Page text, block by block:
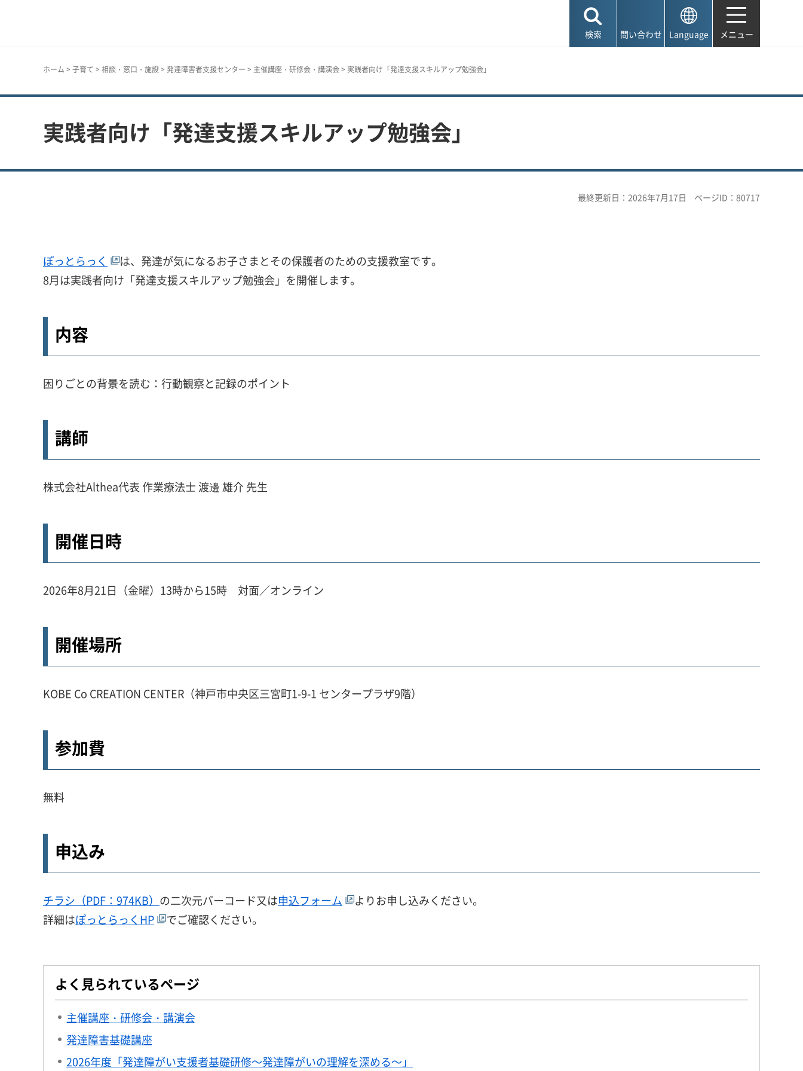
検索 問い合わせ Language メニュー
ホーム > 子育て > 相談・窓口・施設> 発達障害者支援センター > 主催講座・研修会・講演会> 実践者向け「発達支援スキルアップ勉強会」
実践者向け「発達支援スキルアップ勉強会」
最終更新日：2026年7月17日 ページID：80717
ぽっとらっく
は、発達が気になるお子さまとその保護者のための支援教室です。
8月は実践者向け「発達支援スキルアップ勉強会」を開催します。
内容
困りごとの背景を読む：行動観察と記録のポイント
講師
株式会社Althea代表 作業療法士 渡邊 雄介 先生
開催日時
2026年8月21日（金曜）13時から15時 対面／オンライン
開催場所
KOBE Co CREATION CENTER（神戸市中央区三宮町1-9-1 センタープラザ9階）
参加費
無料
申込み
チラシ（PDF：974KB） の二次元バーコード又は申込フォーム
よりお申し込みください。
詳細はぽっとらっくHP でご確認ください。
よく見られているページ
主催講座・研修会・講演会
発達障害基礎講座
2026年度「発達障がい支援者基礎研修～発達障がいの理解を深める～」